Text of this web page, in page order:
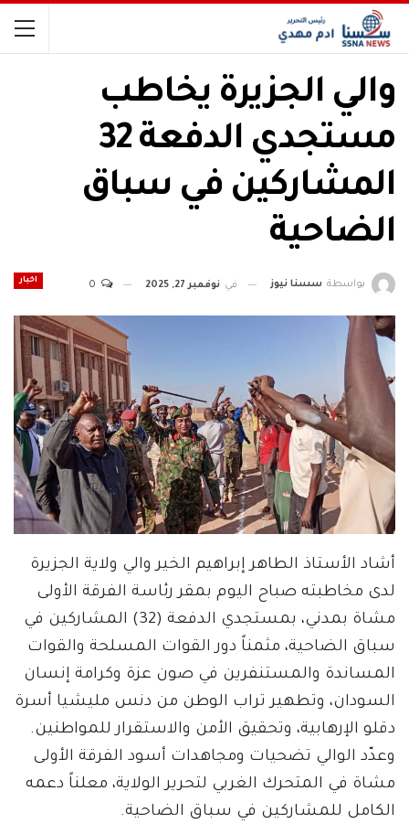
والي الجزيرة يخاطب
مستجدي الدفعة 32
المشاركين في سباق
الضاحية
اخبار بواسطة سسنا نيوز في نوفمبر 27, 2025
أشاد الأستاذ الطاهر إبراهيم الخير والي ولاية الجزيرة
لدى مخاطبته صباح اليوم بمقر رئاسة الفرقة الأولى
مشاة بمدني، بمستجدي الدفعة (32) المشاركين في
سباق الضاحية، مثمناً دور القوات المسلحة والقوات
المساندة والمستنفرين في صون عزة وكرامة إنسان
السودان، وتطهير تراب الوطن من دنس مليشيا أسرة
دقلو الإرهابية، وتحقيق الأمن والاستقرار للمواطنين.
وعدّد الوالي تضحيات ومجاهدات أسود الفرقة الأولى
مشاة في المتحرك الغربي لتحرير الولاية، معلناً دعمه
الكامل للمشاركين في سباق الضاحية.